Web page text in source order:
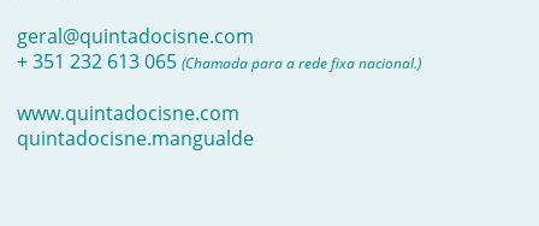
geral@quintadocisne.com
+ 351 232 613 065 (Chamada para a rede fixa nacional.)
www.quintadocisne.com
quintadocisne.mangualde